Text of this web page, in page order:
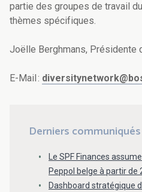
partie des groupes de travail
thèmes spécifiques.
Joëlle Berghmans, Présidente
E-Mail :
Derniers
Le SPF Finances
Peppol belge à partir de
Dashboard stratégique